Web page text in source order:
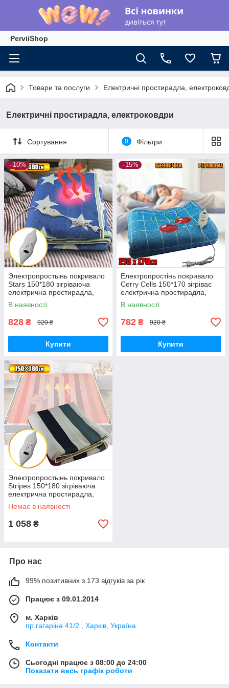
PerviiShop
Товари та послуги Електричні простирадла,
Електричні простирадла, електроковдри
Сортування 0 Фільтри
–10%
Электропростынь покривало
Stars 150*180 зігріваюча
електрична простирадла,
покривало грілка
В наявності
828 ₴ 920 ₴
Купити
–15%
Електропростінь покривало
Cerry Cells 150*170 зігріває
електрична простирадла,
покривало грелка
В наявності
782 ₴ 920 ₴
Купити
Электропростынь покривало
Stripes 150*180 зігріваюча
електрична простирадла,
покривало грілка
Немає в наявності
1 058 ₴
Про нас
99% позитивних з 173 відгуків за рік
Працює з 09.01.2014
м. Харків
пр.гагаріна 41/2 , Харків, Україна
Контакти
Сьогодні працює з 08:00 до 24:00
Показати весь графік роботи